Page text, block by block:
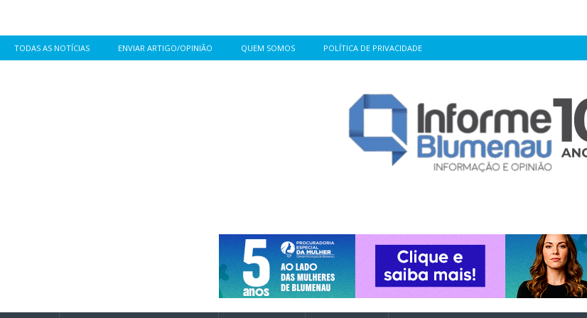
TODAS AS NOTÍCIAS ENVIAR ARTIGO/OPINIÃO QUEM SOMOS POLÍTICA DE PRIVACIDADE